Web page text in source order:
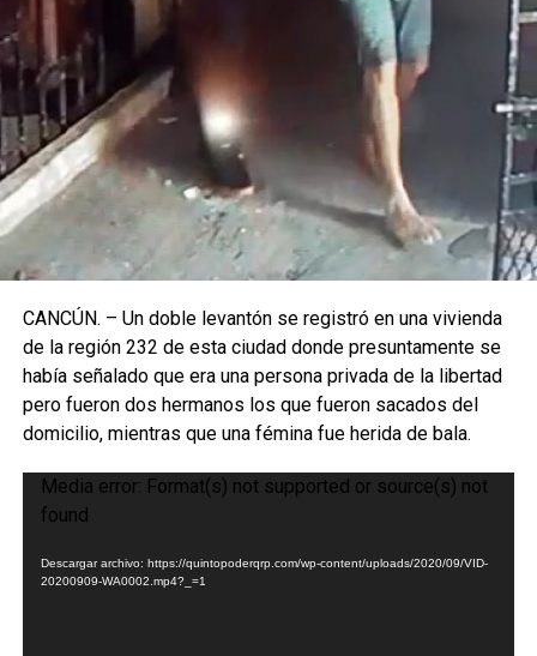
CANCÚN. – Un doble levantón se registró en una vivienda
de la región 232 de esta ciudad donde presuntamente se
había señalado que era una persona privada de la libertad
pero fueron dos hermanos los que fueron sacados del
domicilio, mientras que una fémina fue herida de bala.
Reproductor
de
Media error: Format(s) not supported or source(s) not
found
Descargar archivo: https://quintopoderqrp.com/wp-content/uploads/2020/09/VID-
20200909-WA0002.mp4?_=1